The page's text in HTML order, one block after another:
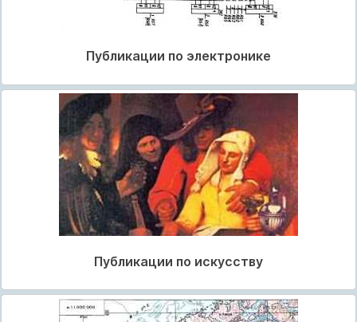
Публикации по электронике
Публикации по искусству